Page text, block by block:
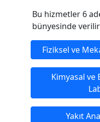
Bu hizmetler 6
bünyesinde
Fiziksel ve
Kimyasal ve
Yakıt